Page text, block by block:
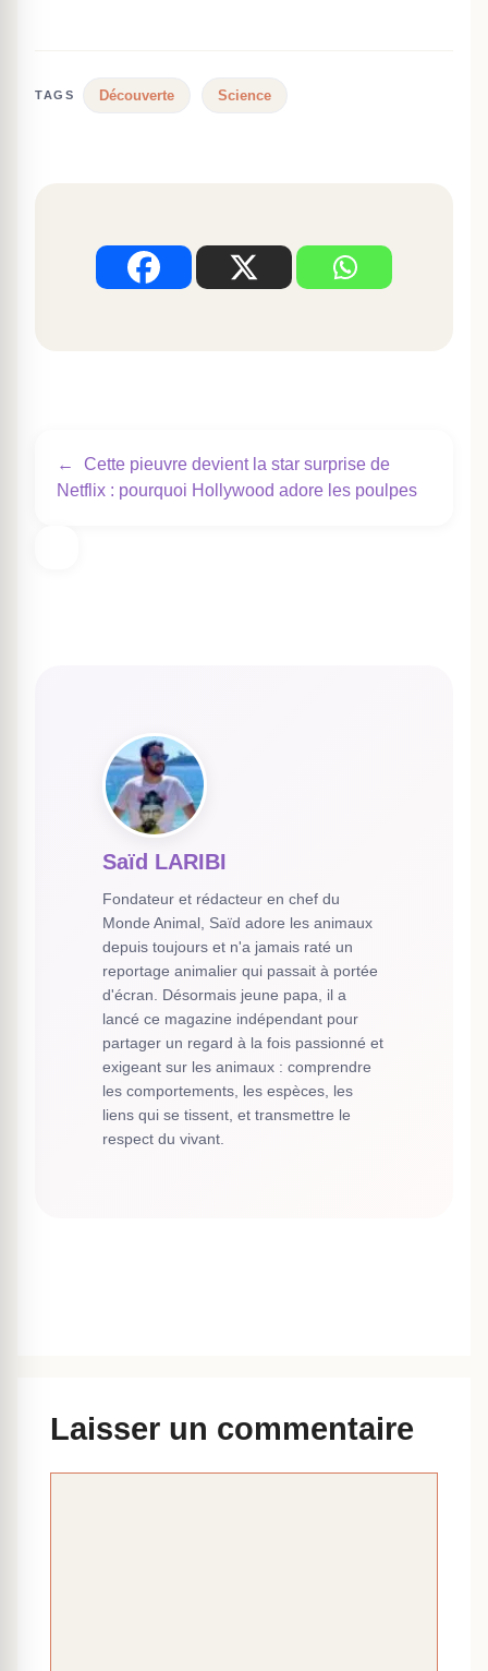
TAGS Découverte Science
←
Cette pieuvre devient la star surprise de
Netflix : pourquoi Hollywood adore les poulpes
Saïd LARIBI
Fondateur et rédacteur en chef du
Monde Animal, Saïd adore les animaux
depuis toujours et n'a jamais raté un
reportage animalier qui passait à portée
d'écran. Désormais jeune papa, il a
lancé ce magazine indépendant pour
partager un regard à la fois passionné et
exigeant sur les animaux : comprendre
les comportements, les espèces, les
liens qui se tissent, et transmettre le
respect du vivant.
Laisser un commentaire